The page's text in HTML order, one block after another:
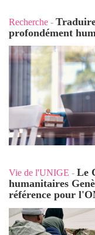
Recherche -
profondément
Vie de l'UNIGE - Le
humanitaires
référence pour